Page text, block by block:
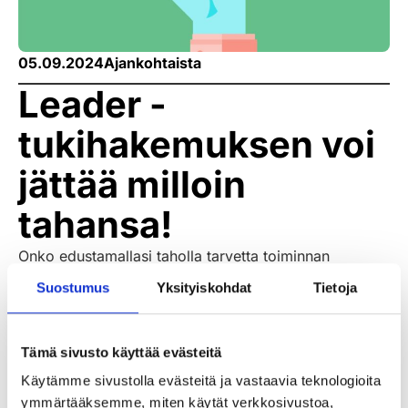
Suostumus Yksityiskohdat Tietoja
Tämä sivusto käyttää evästeitä
Käytämme sivustolla evästeitä ja vastaavia teknologioita
ymmärtääksemme, miten käytät verkkosivustoa,
05.09.2024Ajankohtaista
Leader -
tukihakemuksen voi
jättää milloin
tahansa!
Onko edustamallasi taholla tarvetta toiminnan
kehittämiseen tai pienempiin tai isompiin
investointeihin? Leader -rahoitus soveltuu
kustannuksiltaan vain reilu 1000 €, isoimmat
useampia kymmeniä tuhansia euroja.
Katso lisäähttps://varsinhyva.fi/yhdistykselleja ole